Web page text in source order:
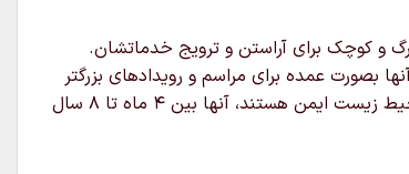
و کوچک برای آراستن و ترویج خدماتشان.
بصورت عمده برای مراسم و رویدادهای بزرگتر
مناسب باشند.لاتکس یک ماده بسیار متنوع است بنابراین می‌توان آنها را با هلیوم ، هوا یا آب پر کرد.بادکنک های لاتکس قابل تجزیه و از نظر محیط زیست ایمن هستند، آنها بین ۴ ماه تا ۸ سال